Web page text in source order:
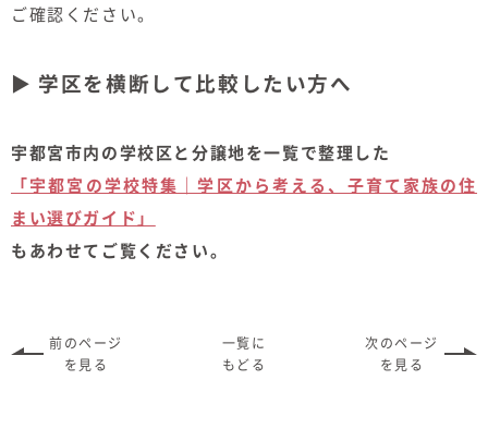
ご確認ください。
▶ 学区を横断して比較したい方へ
宇都宮市内の学校区と分譲地を一覧で整理した
「宇都宮の学校特集｜学区から考える、子育て家族の住
まい選びガイド」
もあわせてご覧ください。
前のページ
を見る
一覧に
もどる
次のページ
を見る